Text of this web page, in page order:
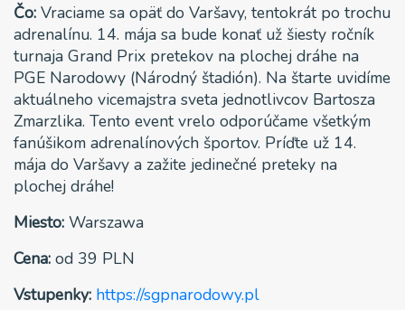
Čo: Vraciame sa opäť do Varšavy, tentokrát po trochu
adrenalínu. 14. mája sa bude konať už šiesty ročník
turnaja Grand Prix pretekov na plochej dráhe na
PGE Narodowy (Národný štadión). Na štarte uvidíme
aktuálneho vicemajstra sveta jednotlivcov Bartosza
Zmarzlika. Tento event vrelo odporúčame všetkým
fanúšikom adrenalínových športov. Príďte už 14.
mája do Varšavy a zažite jedinečné preteky na
plochej dráhe!
Miesto: Warszawa
Cena: od 39 PLN
Vstupenky: https://sgpnarodowy.pl